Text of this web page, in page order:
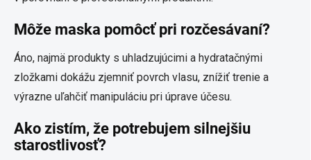
Môže maska pomôcť pri rozčesávaní?
Áno, najmä produkty s uhladzujúcimi a hydratačnými
zložkami dokážu zjemniť povrch vlasu, znížiť trenie a
výrazne uľahčiť manipuláciu pri úprave účesu.
Ako zistím, že potrebujem silnejšiu
starostlivosť?